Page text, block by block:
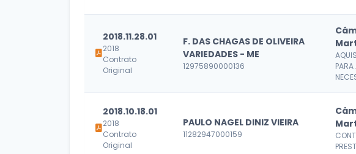
2018.11.28.01
2018
Contrato
Original
F. DAS CHAGAS DE OLIVEIRA
VARIEDADES - ME
12975890000136
PARA
2018.10.18.01
2018
Contrato
Original
PAULO NAGEL DINIZ VIEIRA
11282947000159